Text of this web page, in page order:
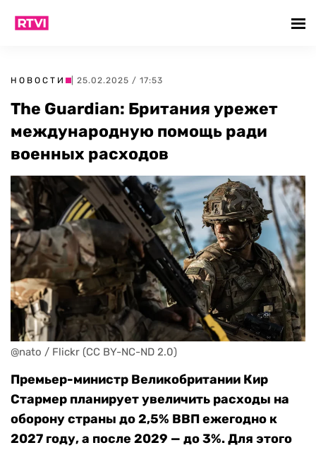
НОВОСТИ | 25.02.2025 / 17:53
The Guardian: Британия урежет
международную помощь ради
военных расходов
@nato / Flickr (CC BY-NC-ND 2.0)
Премьер-министр Великобритании Кир
Стармер планирует увеличить расходы на
оборону страны до 2,5% ВВП ежегодно к
2027 году, а после 2029 — до 3%. Для этого